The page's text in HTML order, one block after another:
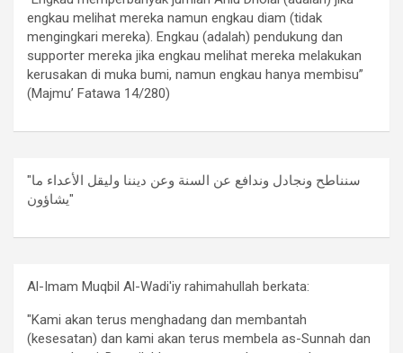
engkau melihat mereka namun engkau diam (tidak
mengingkari mereka). Engkau (adalah) pendukung dan
supporter mereka jika engkau melihat mereka melakukan
kerusakan di muka bumi, namun engkau hanya membisu”
(Majmu’ Fatawa 14/280)
"سنناطح ونجادل وندافع عن السنة وعن ديننا وليقل الأعداء ما
يشاؤون"
Al-Imam Muqbil Al-Wadi'iy rahimahullah berkata:
"Kami akan terus menghadang dan membantah
(kesesatan) dan kami akan terus membela as-Sunnah dan